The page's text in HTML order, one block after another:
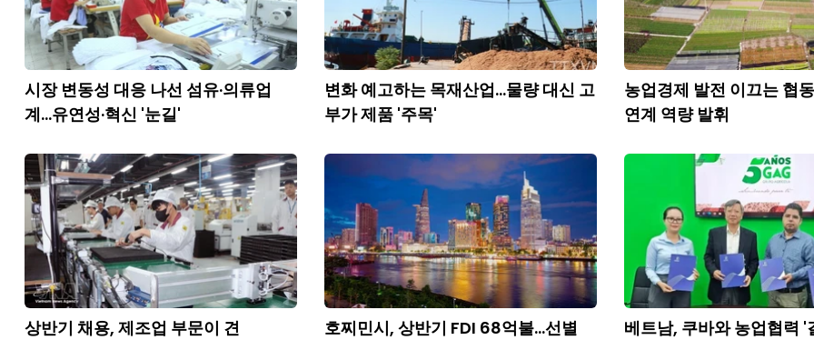
시장 변동성 대응 나선 섬유·의류업
계...유연성·혁신 '눈길'
변화 예고하는 목재산업...물량 대신 고
부가 제품 '주목'
농업경제 발전 이끄는 협
연계 역량 발휘
상반기 채용, 제조업 부문이 견
호찌민시, 상반기 FDI 68억불...선별
베트남, 쿠바와 농업협력 '